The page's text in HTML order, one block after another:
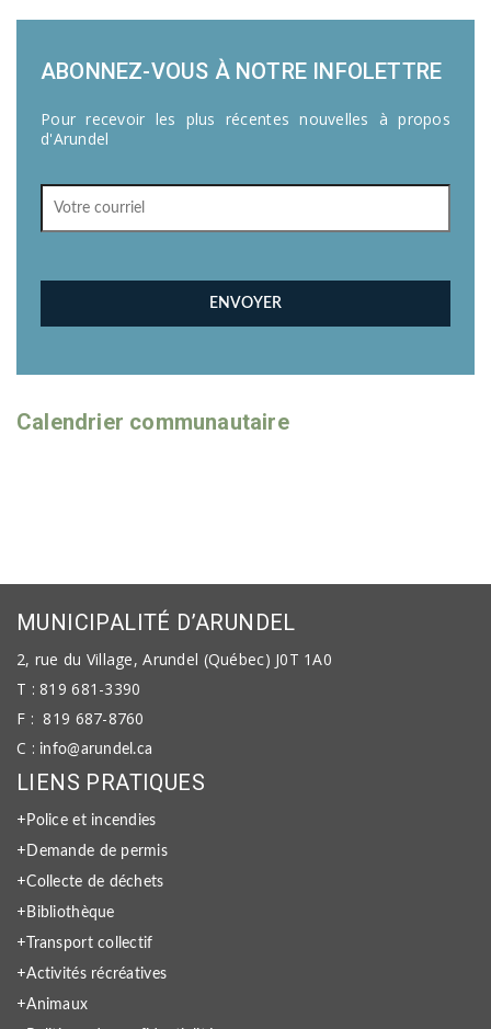
ABONNEZ-VOUS À NOTRE INFOLETTRE
Pour recevoir les plus récentes nouvelles à propos
d'Arundel
Calendrier communautaire
MUNICIPALITÉ D’ARUNDEL
2, rue du Village, Arundel (Québec) J0T 1A0
T : 819 681-3390
F : 819 687-8760
C : info@arundel.ca
LIENS PRATIQUES
+ Police et incendies
+ Demande de permis
+Collecte de déchets
+ Bibliothèque
+ Transport collectif
+Activités récréatives
+Animaux